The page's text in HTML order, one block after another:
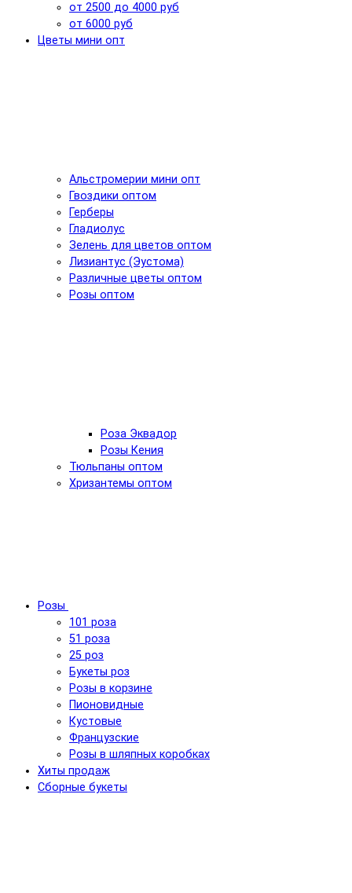
от 2500 до 4000 руб
от 6000 руб
Цветы мини опт
Альстромерии мини опт
Гвоздики оптом
Герберы
Гладиолус
Зелень для цветов оптом
Лизиантус (Эустома)
Различные цветы оптом
Розы оптом
Роза Эквадор
Розы Кения
Тюльпаны оптом
Хризантемы оптом
Розы
101 роза
51 роза
25 роз
Букеты роз
Розы в корзине
Пионовидные
Кустовые
Французские
Розы в шляпных коробках
Хиты продаж
Сборные букеты